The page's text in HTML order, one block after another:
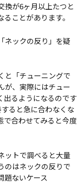
換が6ヶ月以上たつと
ことがあります。
ネックの反り」を疑
と「チューニングで
が、実際にはチュー
出るようになるのです
ると急に合わなくな
で合わせてみると今度
ットで調べると大量
のはネックの反りで
題ないケース